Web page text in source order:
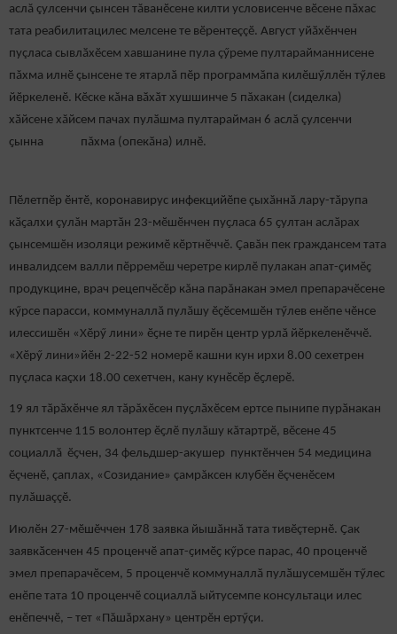
аслă çулсенчи çынсен тăванӗсене килти условисенче вӗсене пăхас
тата реабилитацилес мелсене те вӗрентеççӗ. Август уйӑхӗнчен
пуçласа сывлӑхӗсем хавшанине пула çӳреме пултарайманнисене
пăхма илнӗ çынсене те ятарлӑ пӗр программӑпа килӗшӳллӗн тӳлев
йӗркеленӗ. Кӗске кăна вӑхӑт хушшинче 5 пăхакан (сиделка)
хӑйсене хăйсем пачах пулӑшма пултарайман 6 аслă çулсенчи
ҫынна пăхма (опекӑна) илнӗ.
Пӗлетпӗр ӗнтӗ, коронавирус инфекцийӗпе çыхăннă лару-тăрупа
кӑҫалхи çулăн мартăн 23-мӗшӗнчен пуҫласа 65 ҫултан аслӑрах
çынсемшӗн изоляци режимӗ кӗртнӗччӗ. Çавăн пек граждансем тата
инвалидсем валли пӗрремӗш черетре кирлӗ пулакан апат-ҫимӗҫ
продукцине, врач рецепчӗсӗр кăна парăнакан эмел препарачӗсене
кӳрсе парасси, коммуналлӑ пулӑшу ӗҫӗсемшӗн тӳлев енӗпе чӗнсе
илессишӗн «Хӗрӳ лини» ӗҫне те пирӗн центр урлă йӗркеленӗччӗ.
«Хӗрӳ лини»йӗн 2-22-52 номерӗ кашни кун ирхи 8.00 сехетрен
пуçласа каçхи 18.00 сехетчен, кану кунӗсӗр ӗҫлерӗ.
19 ял тӑрӑхӗнче ял тăрăхӗсен пуҫлӑхӗсем ертсе пынипе пурӑнакан
пунктсенче 115 волонтер ӗҫлӗ пулăшу кăтартрӗ, вӗсене 45
социаллӑ ӗҫчен, 34 фельдшер-акушер пунктӗнчен 54 медицина
ӗçченӗ, çаплах, «Созидание» çамрăксен клубӗн ӗçченӗсем
пулăшаççӗ.
Июлӗн 27-мӗшӗччен 178 заявка йышӑннӑ тата тивӗçтернӗ. Ҫак
заявкӑсенчен 45 проценчӗ апат-ҫимӗҫ кӳрсе парас, 40 проценчӗ
эмел препарачӗсем, 5 проценчӗ коммуналлӑ пулӑшусемшӗн тӳлес
енӗпе тата 10 проценчӗ социаллӑ ыйтусемпе консультаци илес
енӗпеччӗ, – тет «Пăшăрхану» центрӗн ертӳçи.